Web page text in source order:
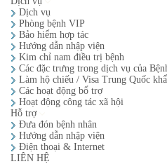
Dịch vụ
Phòng bệnh VIP
Bảo hiểm hợp tác
Hướng dẫn nhập viện
Kim chỉ nam điều trị bệnh
Các đặc trưng trong dịch vụ của
Làm hộ chiếu / Visa Trung Quốc
Các hoạt động bổ trợ
Hoạt động công tác xã hội
Hỗ trợ
Đưa đón bệnh nhân
Hướng dẫn nhập viện
Điện thoại & Internet
LIÊN HỆ